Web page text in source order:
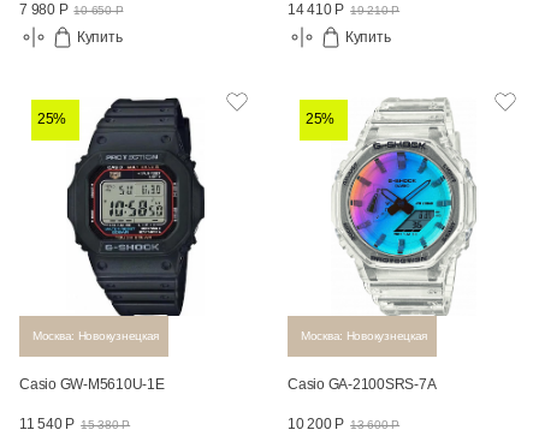
7 980 Р 10 650 Р
Купить
14 410 Р 19 210 Р
Купить
25%
Москва: Новокузнецкая
Casio GW-M5610U-1E
11 540 Р 15 380 Р
25%
Москва: Новокузнецкая
Casio GA-2100SRS-7A
10 200 Р 13 600 Р